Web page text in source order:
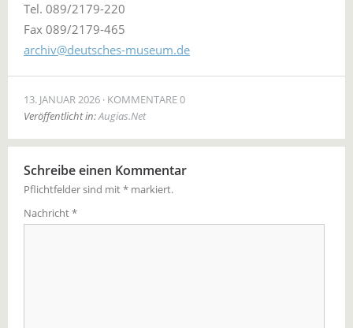
Tel. 089/2179-220
Fax 089/2179-465
archiv@deutsches-museum.de
13. JANUAR 2026 KOMMENTARE 0
Veröffentlicht in:Augias.Net
Schreibe einen Kommentar
Pflichtfelder sind mit* markiert.
Nachricht*